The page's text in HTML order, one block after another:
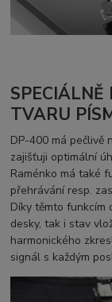
SPECIÁLNĚ
TVARU
DP-400 má pečlivě
zajišťuji optimální
Raménko má také
přehrávání resp.
Díky těmto funkcím
desky, tak i stav
harmonického
signál s každým